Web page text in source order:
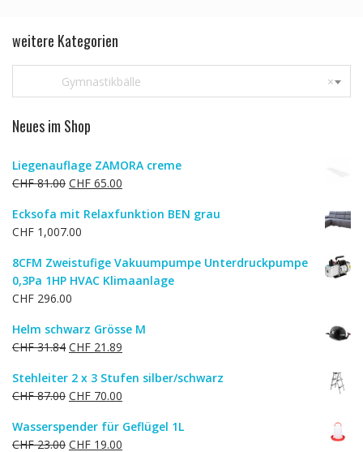
weitere Kategorien
×
Gymnastikbälle
Neues im Shop
Liegenauflage ZAMORA creme
CHF81.00 Ursprünglicher
war:
CHF 81.00
CHF 65.00
ist:
Ecksofa mit Relaxfunktion BEN grau
CHF 1,007.00
8CFM Zweistufige Vakuumpumpe Unterdruckpumpe
0,3Pa 1HP HVAC Klimaanlage
CHF 296.00
Helm schwarz Grösse M
CHF31.84 Ursprünglicher
war:
CHF 31.84
CHF 21.89
ist:
CHF 21.89.
Stehleiter 2 x 3 Stufen silber/schwarz
CHF87.00 Ursprünglicher
war:
CHF 87.00
CHF 70.00
ist:
CHF 70.00.
Wasserspender für Geflügel 1L
CHF23.00 Ursprünglicher
CHF 19.00